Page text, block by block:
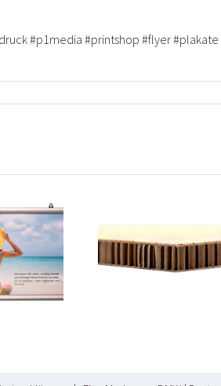
#p1media #printshop #flyer#plakate
Karton
mit